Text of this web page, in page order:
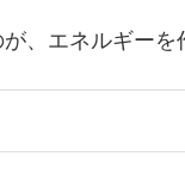
、エネルギーを